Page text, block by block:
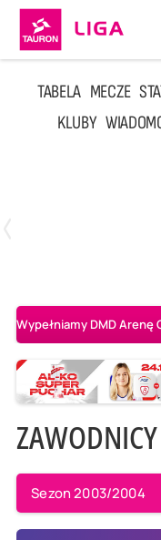
TABELA MECZE
KLUBY
Wypełniamy DMD
ZAWODNICY
Sezon 2003/2004